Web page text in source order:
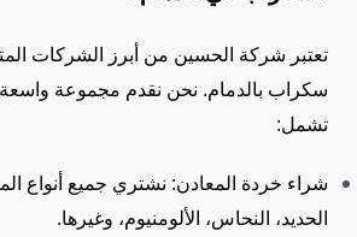
تعتبر شركة الحسين من أبرز الشركات
سكراب بالدمام. نحن نقدم مجموعة
تشمل:
شراء خردة المعادن: نشتري جميع أنواع
الحديد، النحاس، الألومنيوم، وغيرها.